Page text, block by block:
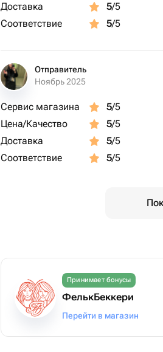
Доставка
5/5
Соответствие
5/5
Отправитель
Ноябрь 2025
Сервис магазина 5/5
Цена/Качество
5/5
Доставка
5/5
Соответствие
5/5
Принимает бонусы
ФелькБеккери
Перейти в магазин